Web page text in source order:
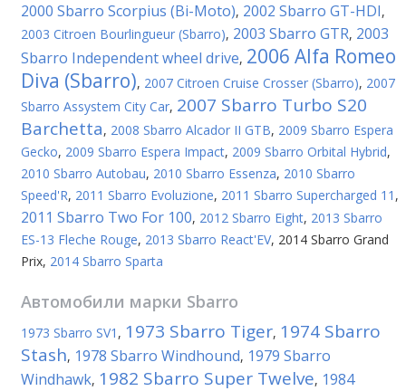
2000 Sbarro Scorpius (Bi-Мoto), 2002 Sbarro GT-HDI,
2003 Citroen Bourlingueur (Sbarro), 2003 Sbarro GTR, 2003
Sbarro Independent wheel drive, 2006 Alfa Romeo
Diva (Sbarro), 2007 Citroen Cruise Crosser (Sbarro), 2007
Sbarro Assystem City Car, 2007 Sbarro Turbo S20
Barchetta, 2008 Sbarro Alcador II GTB, 2009 Sbarro Espera
Gecko, 2009 Sbarro Espera Impact, 2009 Sbarro Orbital Hybrid,
2010 Sbarro Autobau, 2010 Sbarro Essenza, 2010 Sbarro
Speed'R, 2011 Sbarro Evoluzione, 2011 Sbarro Supercharged 11 ,
2011 Sbarro Two For 100, 2012 Sbarro Eight, 2013 Sbarro
ES-13 Fleche Rouge, 2013 Sbarro React'EV, 2014 Sbarro Grand
Prix, 2014 Sbarro Sparta
Автомобили марки Sbarro
1973 Sbarro SV1 , 1973 Sbarro Tiger, 1974 Sbarro
Stash, 1978 Sbarro Windhound, 1979 Sbarro
Windhawk, 1982 Sbarro Super Twelve, 1984